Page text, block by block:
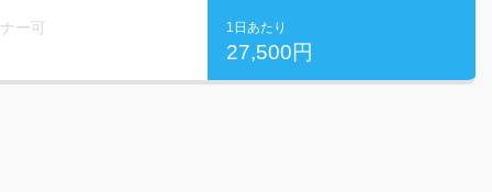
ー可
1日あたり
27,500円